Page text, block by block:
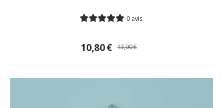
0 avis
10,80€ 13,00€